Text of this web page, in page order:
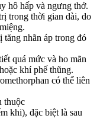
hô hấp và ngưng thở.
trong thời gian dài, do
tăng nhãn áp trong đó
quá mức và ho mãn
khí phế thũng.
có thể liên
thuộc
khi), đặc biệt là sau